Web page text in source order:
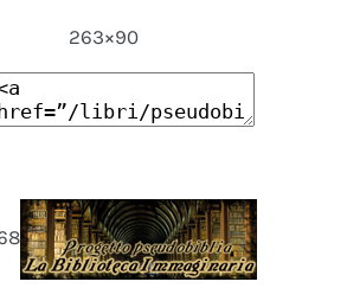
263×90